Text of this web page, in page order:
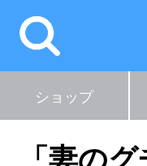
ショップ